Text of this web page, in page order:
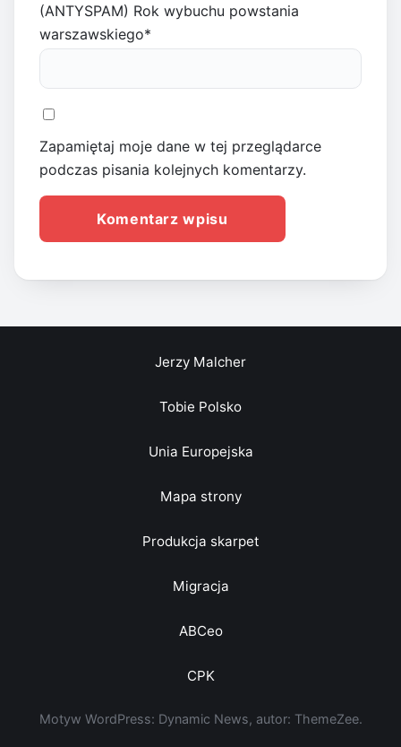
(ANTYSPAM) Rok wybuchu powstania
warszawskiego*
Zapamiętaj moje dane w tej przeglądarce
podczas pisania kolejnych komentarzy.
Jerzy Malcher
Tobie Polsko
Unia Europejska
Mapa strony
Produkcja skarpet
Migracja
ABCeo
CPK
Motyw WordPress: Dynamic News, autor: ThemeZee.